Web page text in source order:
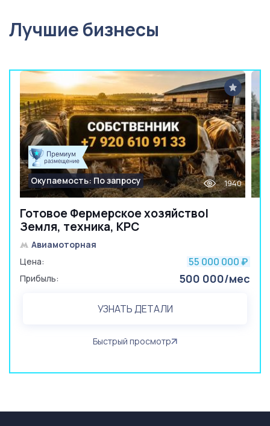
Лучшие бизнесы
Готовое Фермерское хозяйство|
Земля, техника, КРС
Окупаемость: По запросу 1940
Авиамоторная
Цена:
55 000 000 ₽
Прибыль: 500 000/мес
УЗНАТЬ ДЕТАЛИ
Быстрый просмотр